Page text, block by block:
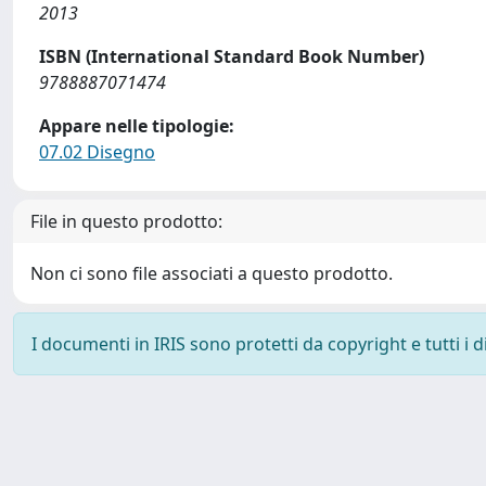
2013
ISBN (International Standard Book Number)
9788887071474
Appare nelle tipologie:
07.02 Disegno
File in questo prodotto:
Non ci sono file associati a questo prodotto.
I documenti in IRIS sono protetti da copyright e tutti i